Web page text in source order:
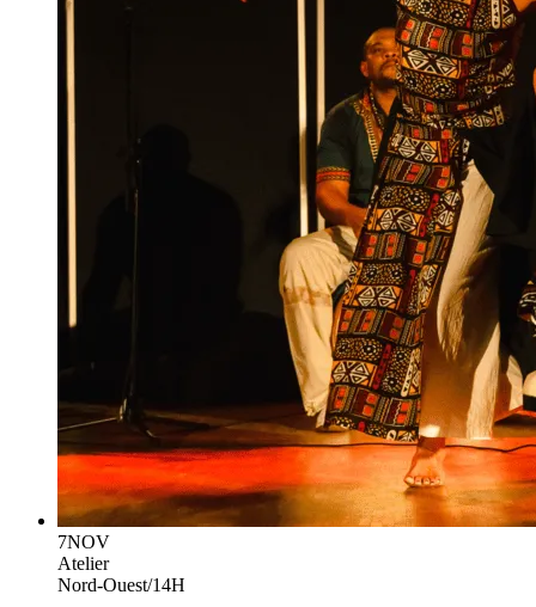
7NOV
Atelier
Nord-Ouest/14H